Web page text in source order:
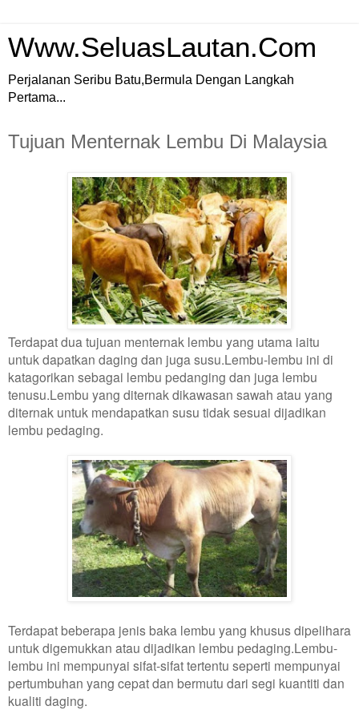
Www.SeluasLautan.Com
Perjalanan Seribu Batu,Bermula Dengan Langkah
Pertama...
Tujuan Menternak Lembu Di Malaysia
Terdapat dua tujuan menternak lembu yang utama iaitu
untuk dapatkan daging dan juga susu.Lembu-lembu ini di
katagorikan sebagai lembu pedanging dan juga lembu
tenusu.Lembu yang diternak dikawasan sawah atau yang
diternak untuk mendapatkan susu tidak sesuai dijadikan
lembu pedaging.
Terdapat beberapa jenis baka lembu yang khusus dipelihara
untuk digemukkan atau dijadikan lembu pedaging.Lembu-
lembu ini mempunyai sifat-sifat tertentu seperti mempunyai
pertumbuhan yang cepat dan bermutu dari segi kuantiti dan
kualiti daging.